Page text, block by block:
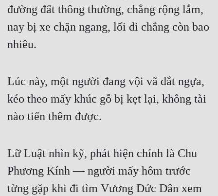
Cổ Tiên Hiệp
Dã Sử
Dị Giới
Gia Đấu
Góc Nhìn Nam
Góc Nhìn Nữ
đường đất thông thường, chẳng rộng lắm,
nay bị xe chặn ngang, lối đi chẳng còn bao
nhiêu.
Lúc này, một người đang vội vã dắt ngựa,
kéo theo mấy khúc gỗ bị kẹt lại, không tài
nào tiến thêm được.
Lữ Luật nhìn kỹ, phát hiện chính là Chu
Phương Kính — người mấy hôm trước
từng gặp khi đi tìm Vương Đức Dân xem